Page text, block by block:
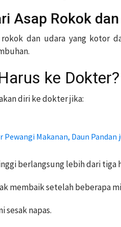
Asap Rokok
rokok dan udara yang kotor
ke Dokter?
diri ke dokter jika:
Pewangi Makanan, Daun
berlangsung lebih dari tiga
membaik setelah beberapa
sesak napas.